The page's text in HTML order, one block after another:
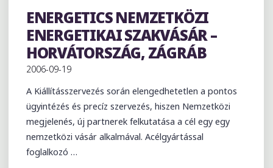
2007
OROSZORSZÁG,
MOSZKVA"
Kiállítás
ENERGETICS NEMZETKÖZI
ENERGETIKAI SZAKVÁSÁR –
HORVÁTORSZÁG, ZÁGRÁB
2006-09-19
A Kiállításszervezés során elengedhetetlen a pontos
ügyintézés és precíz szervezés, hiszen Nemzetközi
megjelenés, új partnerek felkutatása a cél egy egy
nemzetközi vásár alkalmával. Acélgyártással
foglalkozó …